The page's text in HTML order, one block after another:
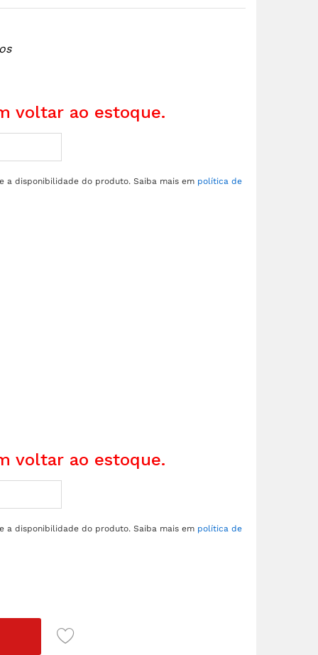
voltar ao estoque.
a disponibilidade do produto. Saiba mais em política de
voltar ao estoque.
a disponibilidade do produto. Saiba mais em política de